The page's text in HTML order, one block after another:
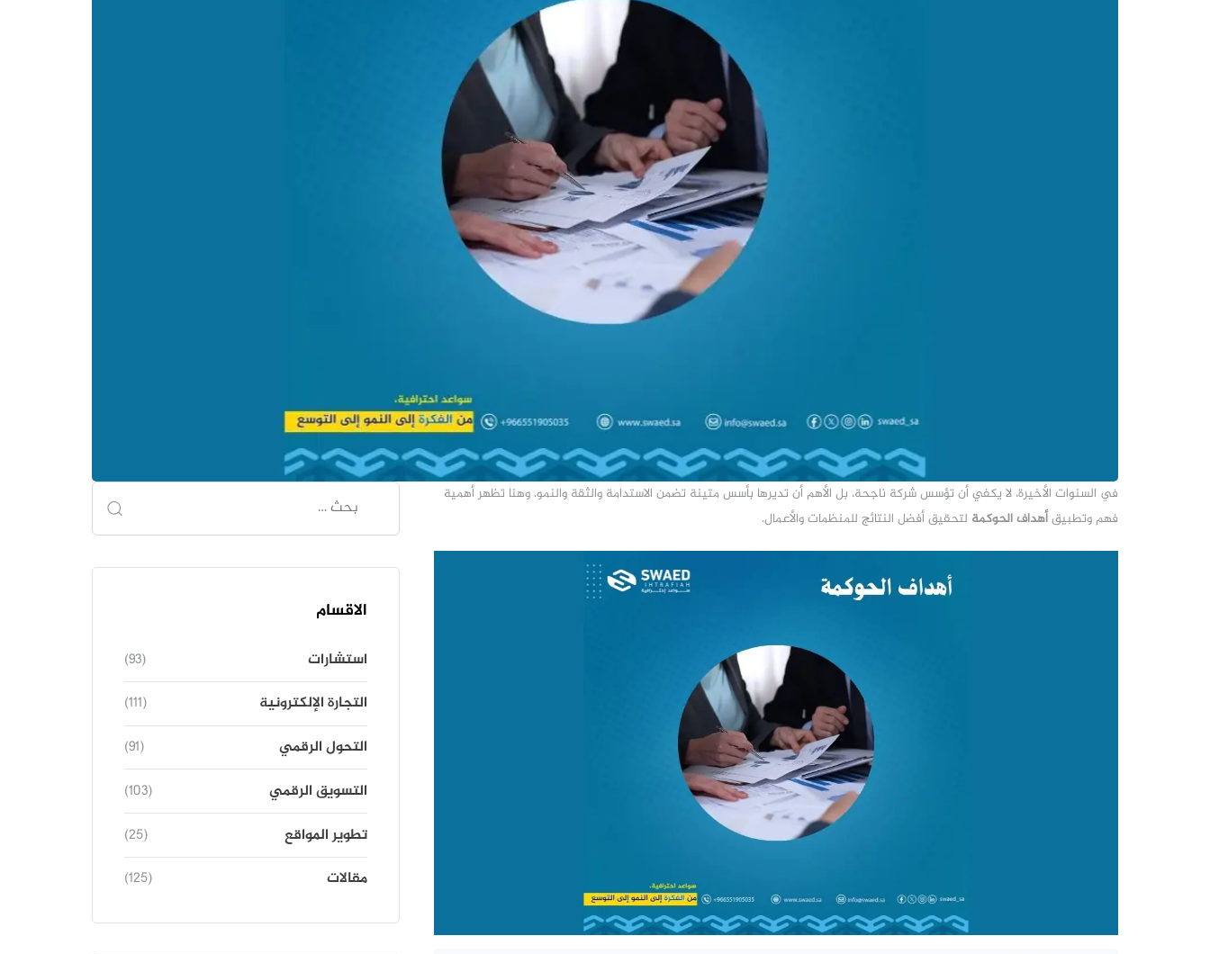
في السنوات الأخيرة، لا يكفي أن تؤسس شركة ناجحة، بل الأهم أن تديرها بأسس متينة تضمن الاستدامة والثقة والنمو. وهنا تظهر أهمية
فهم وتطبيقأهداف الحوكمة لتحقيق أفضل النتائج للمنظمات والأعمال.
الاقسام
استشارات
(93)
التجارة الإلكترونية
(111)
التحول الرقمي
(91)
التسويق الرقمي
(103)
تطوير المواقع
(25)
مقالات
(125)